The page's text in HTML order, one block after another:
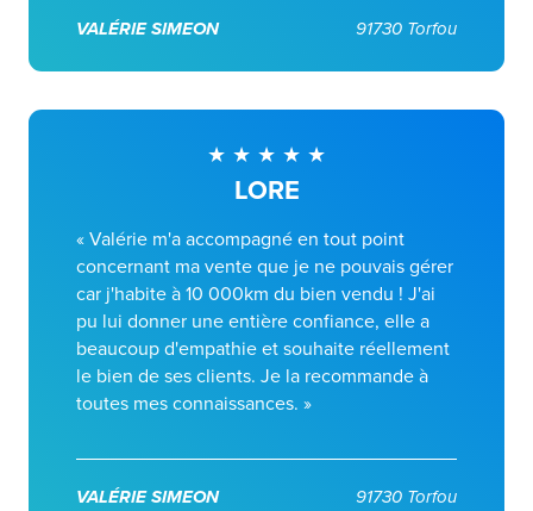
VALÉRIE SIMEON 91730 Torfou
LORE
« Valérie m'a accompagné en tout point
concernant ma vente que je ne pouvais gérer
car j'habite à 10 000km du bien vendu ! J'ai
pu lui donner une entière confiance, elle a
beaucoup d'empathie et souhaite réellement
le bien de ses clients. Je la recommande à
toutes mes connaissances. »
VALÉRIE SIMEON 91730 Torfou